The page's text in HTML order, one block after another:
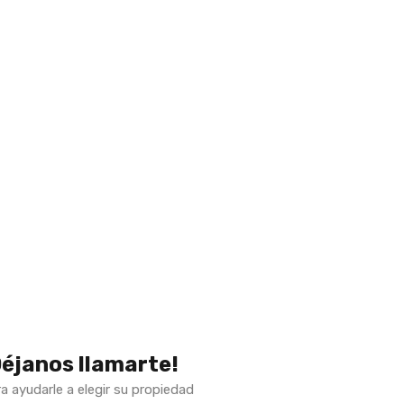
llamarte!
ayudarle a elegir su propiedad